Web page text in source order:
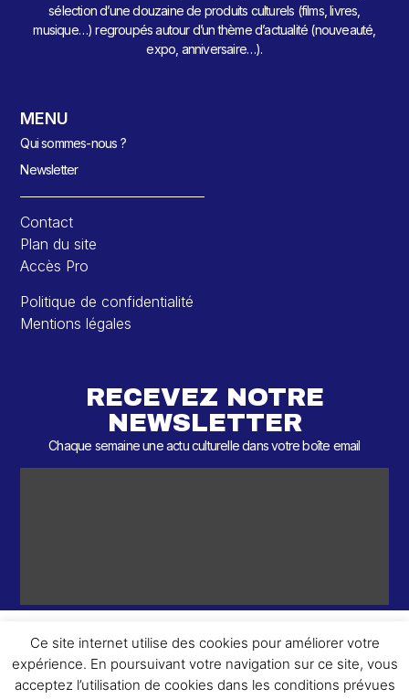
sélection d’une douzaine de produits culturels (films, livres,
musique…) regroupés autour d’un thème d’actualité (nouveauté,
expo, anniversaire…).
MENU
Qui sommes-nous ?
Newsletter
Contact
Plan du site
Accès Pro
Politique de confidentialité
Mentions légales
RECEVEZ NOTRE
NEWSLETTER
Chaque semaine une actu culturelle dans votre boîte email
© 2026 – 2 ème Round – Tous droits réservés.
Ce site internet utilise des cookies pour améliorer votre
expérience. En poursuivant votre navigation sur ce site, vous
acceptez l’utilisation de cookies dans les conditions prévues